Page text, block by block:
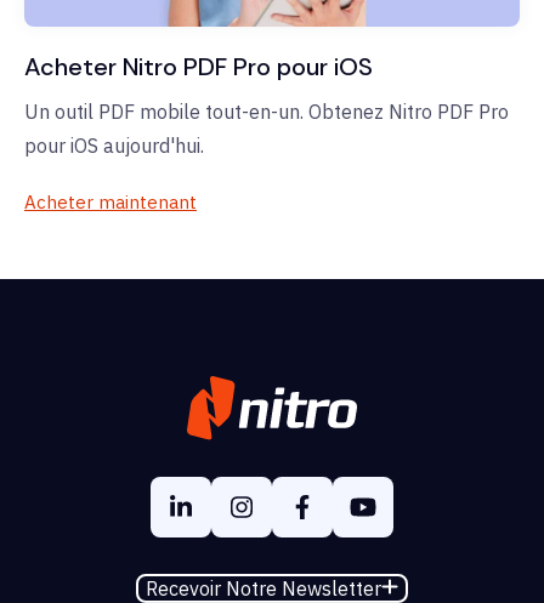
Acheter Nitro PDF Pro pour iOS
Un outil PDF mobile tout-en-un. Obtenez Nitro PDF Pro
pour iOS aujourd'hui.
Acheter maintenant
Recevoir Notre Newsletter